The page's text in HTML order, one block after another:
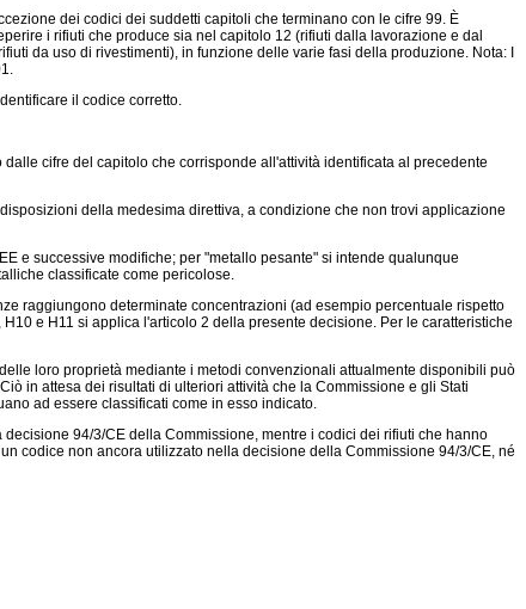
dei codici dei suddetti capitoli che terminano con le cifre 99. È
i rifiuti che produce sia nel capitolo 12 (rifiuti dalla lavorazione e dal
da uso di rivestimenti), in funzione delle varie fasi della produzione. Nota: I
il codice corretto.
cifre del capitolo che corrisponde all'attività identificata al precedente
della medesima direttiva, a condizione che non trovi applicazione
e successive modifiche; per "metallo pesante" si intende qualunque
classificate come pericolose.
raggiungono determinate concentrazioni (ad esempio percentuale rispetto
e H11 si applica l'articolo 2 della presente decisione. Per le caratteristiche
loro proprietà mediante i metodi convenzionali attualmente disponibili può
in attesa dei risultati di ulteriori attività che la Commissione e gli Stati
ad essere classificati come in esso indicato.
94/3/CE della Commissione, mentre i codici dei rifiuti che hanno
codice non ancora utilizzato nella decisione della Commissione 94/3/CE, né